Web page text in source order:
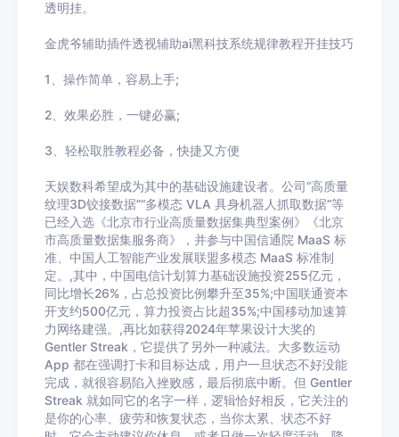
透明挂。
金虎爷辅助插件透视辅助ai黑科技系统规律教程开挂技巧
1、操作简单，容易上手;
2 、效果必胜，一键必赢;
3 、轻松取胜教程必备，快捷又方便
天娱数科希望成为其中的基础设施建设者。公司“高质量
纹理3D铰接数据”“多模态 VLA 具身机器人抓取数据”等
已经入选《北京市行业高质量数据集典型案例》《北京
市高质量数据集服务商》，并参与中国信通院 MaaS 标
准、中国人工智能产业发展联盟多模态 MaaS 标准制
定。,其中，中国电信计划算力基础设施投资255亿元，
同比增长26%，占总投资比例攀升至35%;中国联通资本
开支约500亿元，算力投资占比超35%;中国移动加速算
力网络建强。,再比如获得2024年苹果设计大奖的
Gentler Streak，它提供了另外一种减法。大多数运动
App 都在强调打卡和目标达成，用户一旦状态不好没能
完成，就很容易陷入挫败感，最后彻底中断。但 Gentler
Streak 就如同它的名字一样，逻辑恰好相反，它关注的
是你的心率、疲劳和恢复状态，当你太累、状态不好